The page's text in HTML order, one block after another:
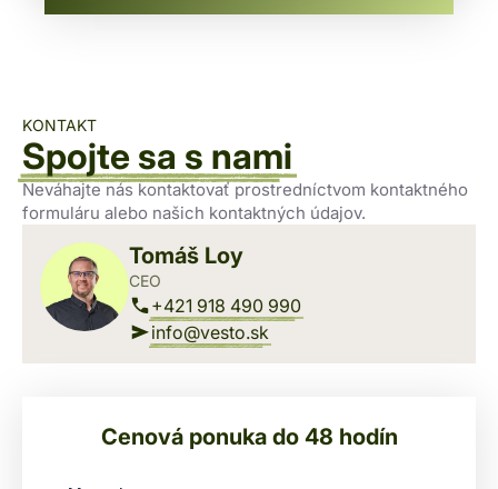
KONTAKT
Spojte sa s nami
Neváhajte nás kontaktovať prostredníctvom kontaktného
formuláru alebo našich kontaktných údajov.
Tomáš Loy
CEO
+421 918 490 990
info@vesto.sk
Cenová ponuka do 48 hodín